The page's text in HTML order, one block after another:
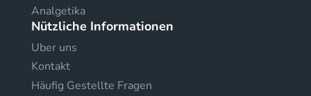
Analgetika
Nützliche Informationen
Uber uns
Kontakt
Häufig Gestellte Fragen